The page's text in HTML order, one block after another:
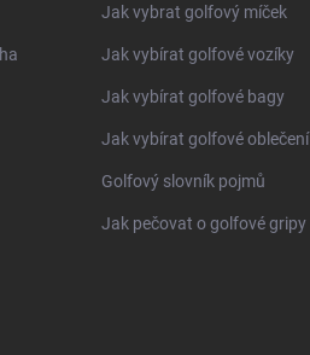
Jak vybrat golfový míček
Jak vybírat golfové vozíky
Jak vybírat golfové bagy
Jak vybírat golfové oblečení
Golfový slovník pojmů
Jak pečovat o golfové gripy